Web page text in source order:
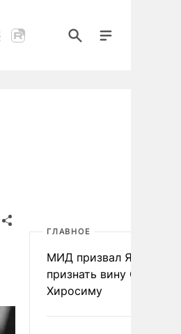
ГЛАВНОЕ
МИД призвал Японию
признать вину США за
Хиросиму